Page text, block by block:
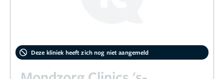
Deze kliniek heeft zich nog niet aangemeld